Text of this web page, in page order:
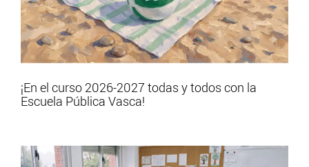
¡En el curso 2026-2027 todas y todos con la
Escuela Pública Vasca!